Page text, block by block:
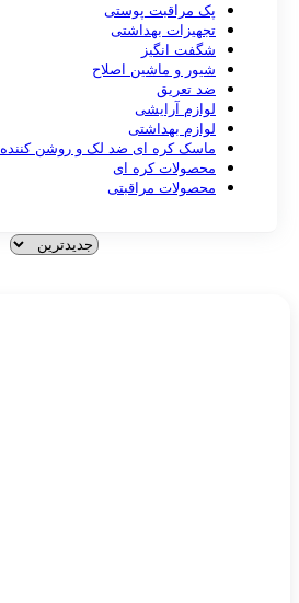
پک مراقبت پوستی
تجهیزات بهداشتی
شگفت انگیز
شیور و ماشین اصلاح
ضد تعریق
لوازم آرایشی
لوازم بهداشتی
ماسک کره ای ضد لک و روشن کننده
محصولات کره ای
محصولات مراقبتی